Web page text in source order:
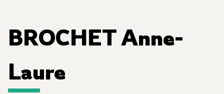
BROCHET Anne-
Laure